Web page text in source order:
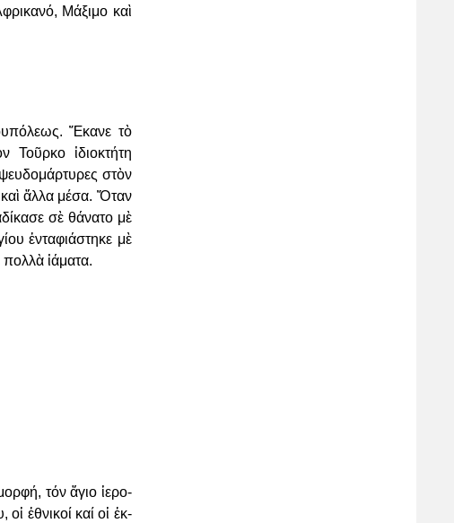
Μάξιμο καὶ
Ἔκανε τὸ
Τοῦρκο ἰδιοκτήτη
στὸν
ἄλλα μέσα. Ὅταν
σὲ θάνατο μὲ
ἐνταφιάστηκε μὲ
ἰάματα.
τόν ἅ­γιο ἱ­ε­ρο­
ἐ­θνι­κοί καί οἱ ἐκ­